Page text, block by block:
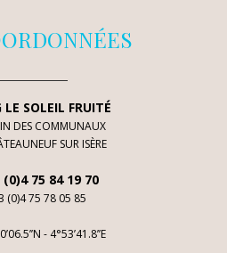
SOLEIL FRUITÉ
DES COMMUNAUX
SUR ISÈRE
(0)4 75 84 19 70
(0)4 75 78 05 85
- 4°53’41.8’’E